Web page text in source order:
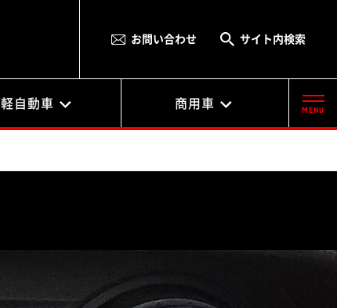
お問い合わせ サイト内検索
軽自動車 商用車 MENU